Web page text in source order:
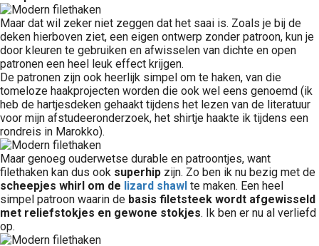
Maar dat wil zeker niet zeggen dat het saai is. Zoals je bij de
deken hierboven ziet, een eigen ontwerp zonder patroon, kun je
door kleuren te gebruiken en afwisselen van dichte en open
patronen een heel leuk effect krijgen.
De patronen zijn ook heerlijk simpel om te haken, van die
tomeloze haakprojecten worden die ook wel eens genoemd (ik
heb de hartjesdeken gehaakt tijdens het lezen van de literatuur
voor mijn afstudeeronderzoek, het shirtje haakte ik tijdens een
rondreis in Marokko).
Maar genoeg ouderwetse durable en patroontjes, want
filethaken kan dus ook superhip zijn. Zo ben ik nu bezig met de
scheepjes whirl om de lizard shawl te maken. Een heel
simpel patroon waarin de basis filetsteek wordt afgewisseld
met reliefstokjes en gewone stokjes. Ik ben er nu al verliefd
op.